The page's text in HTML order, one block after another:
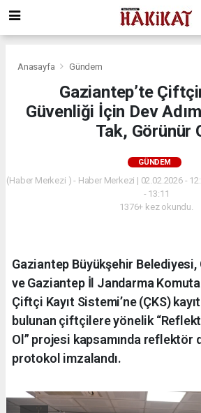
Anasayfa Gündem
Gaziantep’te
Güvenliği İçin Dev
Tak, Görünür
GÜNDEM
(Haber Merkezi ) - Haber Merkezi | 02.02.2026 -
- 13:11
1376+ kez okundu.
Gaziantep Büyükşehir
ve Gaziantep İl Jandarma
Çiftçi Kayıt Sistemi’ne (ÇKS)
bulunan çiftçilere yönelik
Ol” projesi kapsamında reflektör
protokol imzalandı.